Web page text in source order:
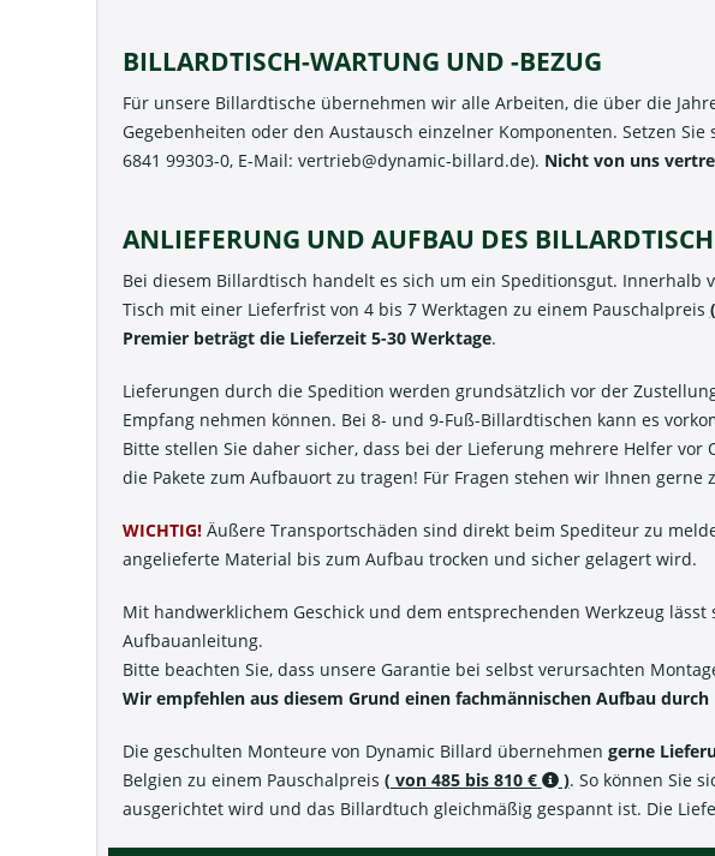
BILLARDTISCH-WARTUNG UND -BEZUG
Für unsere Billardtische übernehmen wir alle Arbeiten, die über die
Gegebenheiten oder den Austausch einzelner Komponenten. Setzen
6841 99303-0, E-Mail: vertrieb@dynamic-billard.de). Nicht von uns
ANLIEFERUNG UND AUFBAU DES
Bei diesem Billardtisch handelt es sich um ein Speditionsgut. Innerhalb
Tisch mit einer Lieferfrist von 4 bis 7 Werktagen zu einem Pauschalpreis
Premier beträgt die Lieferzeit 5-30 Werktage.
Lieferungen durch die Spedition werden grundsätzlich vor der
Empfang nehmen können. Bei 8- und 9-Fuß-Billardtischen kann es
Bitte stellen Sie daher sicher, dass bei der Lieferung mehrere Helfer
die Pakete zum Aufbauort zu tragen! Für Fragen stehen wir Ihnen
WICHTIG!Äußere Transportschäden sind direkt beim Spediteur zu
angelieferte Material bis zum Aufbau trocken und sicher gelagert wird.
Mit handwerklichem Geschick und dem entsprechenden Werkzeug
Aufbauanleitung.
Bitte beachten Sie, dass unsere Garantie bei selbst verursachten
Wir empfehlen aus diesem Grund einen fachmännischen Aufbau
Die geschulten Monteure von Dynamic Billard übernehmen gerne
Belgien zu einem Pauschalpreis ( von 485 bis 810 € ). So können Sie
ausgerichtet wird und das Billardtuch gleichmäßig gespannt ist. Die